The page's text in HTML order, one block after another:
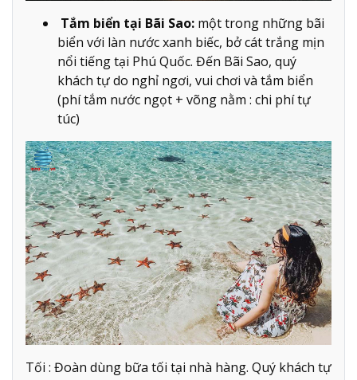
Tắm biển tại Bãi Sao: một trong những bãi
biển với làn nước xanh biếc, bở cát trắng mịn
nổi tiếng tại Phú Quốc. Đến Bãi Sao, quý
khách tự do nghỉ ngơi, vui chơi và tắm biển
(phí tắm nước ngọt + võng nằm : chi phí tự
túc)
Tối : Đoàn dùng bữa tối tại nhà hàng. Quý khách tự